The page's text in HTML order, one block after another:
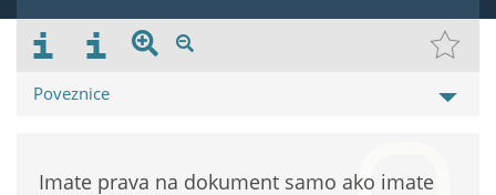
Poveznice
Imate prava na dokument samo ako imate